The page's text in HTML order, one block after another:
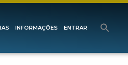
INFORMAÇÕES ENTRAR